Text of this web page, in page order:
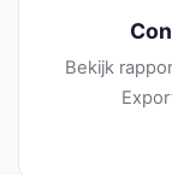
Bekijk